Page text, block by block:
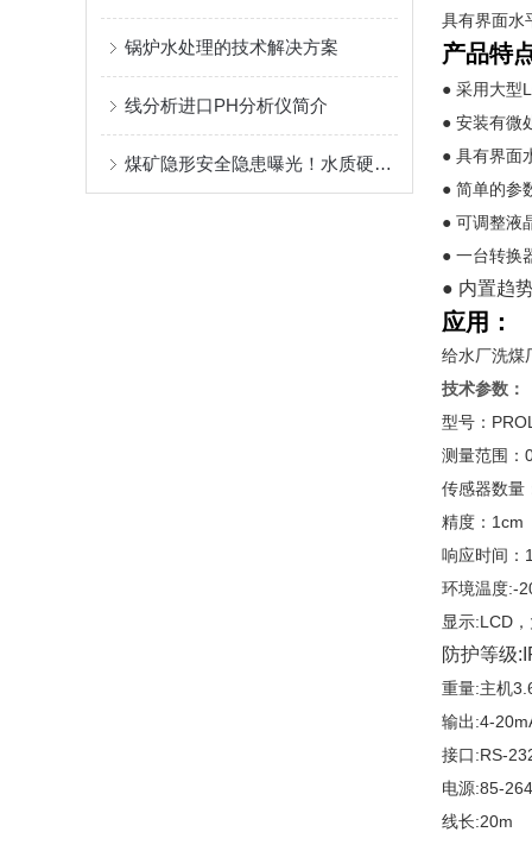
锅炉水处理的技术解决方案
线分析进口PH分析仪简介
煤矿隐形安全隐患曝光！水质硬度超标，远比你想象的危险
具有界面水
产品特
● 采用大型
● 安装有微
● 具有界面
● 简单的参
● 可调整液
● 一台转换
● 内置趋
应用：
给水厂洗煤
技术参数：
型号：
测量范围：
传感器数量
精度：1cm
响应时间：
环境温度:-
显示:LCD
防护等级
重量:主机
输出:4-
接口:RS-
电源:85-
线长:20m